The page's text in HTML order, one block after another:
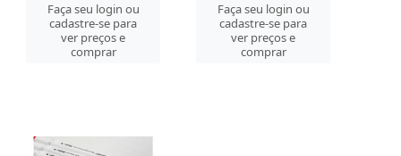
Faça seu login ou
cadastre-se para
ver preços e
comprar
Faça seu login ou
cadastre-se para
ver preços e
comprar